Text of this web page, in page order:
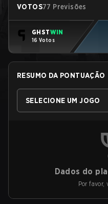
VOTOS77 Previsões
GHSTWIN
16 Votos
RESUMO DA PONTUAÇÃO
SELECIONE UM JOGO
Dados do
Por favor,